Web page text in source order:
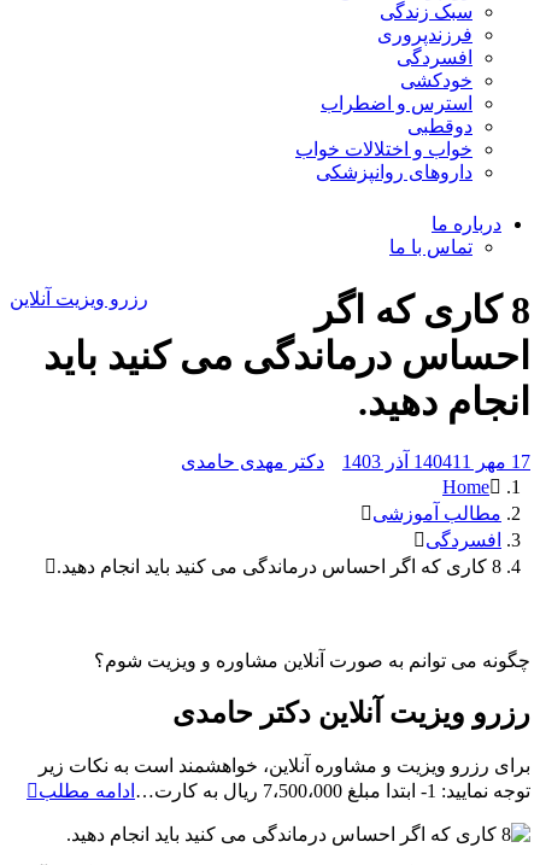
سبک زندگی
فرزندپروری
افسردگی
خودکشی
استرس و اضطراب
دوقطبی
خواب و اختلالات خواب
داروهای روانپزشکی
درباره ما
تماس با ما
رزرو ویزیت آنلاین
8 کاری که اگر
احساس درماندگی می کنید باید
انجام دهید.
17 مهر 1404 11 آذر 1403
دکتر مهدی حامدی
Home
مطالب آموزشی
افسردگی
8 کاری که اگر احساس درماندگی می کنید باید انجام دهید.
چگونه می توانم به صورت آنلاین مشاوره و ویزیت شوم؟
رزرو ویزیت آنلاین دکتر حامدی
برای رزرو ویزیت و مشاوره آنلاین، خواهشمند است به نکات زیر
توجه نمایید: 1- ابتدا مبلغ 7،500،000 ریال به کارت…
ادامه مطلبرزرو